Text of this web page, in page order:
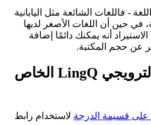
- فاللغات الشائعة مثل اليابانية
في حين أن اللغات الأصغر لديها
أنه يمكنك دائمًا إضافة
عن حجم المكتبة.
كيفية تطبيق الرمز الترويجي LingQ الخاص
لاستخدام رابط